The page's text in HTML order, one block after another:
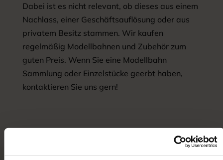
Dabei ist es nicht relevant, ob dieses aus einem
Nachlass, einer Geschäftsauflösung oder aus
privatem Besitz stammen. Wir kaufen
regelmäßig Modellbahnen und Zubehör zum
guten Preis. Wenn Sie eine Modellbahn
Sammlung oder Einzelstücke geerbt haben,
kontaktieren Sie uns gern!